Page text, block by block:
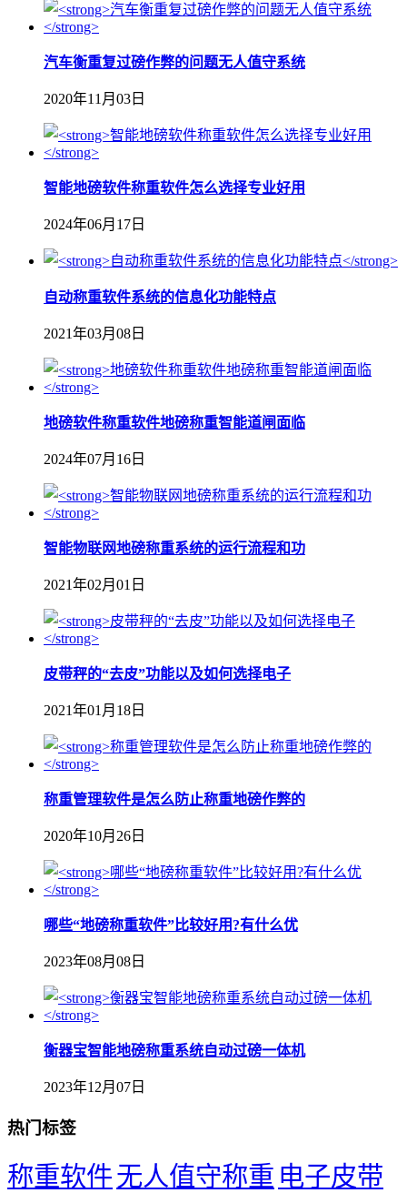
汽车衡重复过磅作弊的问题无人值守系统
2020年11月03日
智能地磅软件称重软件怎么选择专业好用
2024年06月17日
自动称重软件系统的信息化功能特点
2021年03月08日
地磅软件称重软件地磅称重智能道闸面临
2024年07月16日
智能物联网地磅称重系统的运行流程和功
2021年02月01日
皮带秤的“去皮”功能以及如何选择电子
2021年01月18日
称重管理软件是怎么防止称重地磅作弊的
2020年10月26日
哪些“地磅称重软件”比较好用?有什么优
2023年08月08日
衡器宝智能地磅称重系统自动过磅一体机
2023年12月07日
热门标签
称重软件无人值守称重 电子皮带